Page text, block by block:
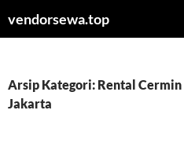
kevendorsewa.top
Arsip Kategori: Rental
Jakarta